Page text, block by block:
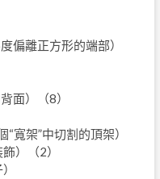
偏離正方形的端部）
面）（8）
寬架”中切割的頂架）
）（2）